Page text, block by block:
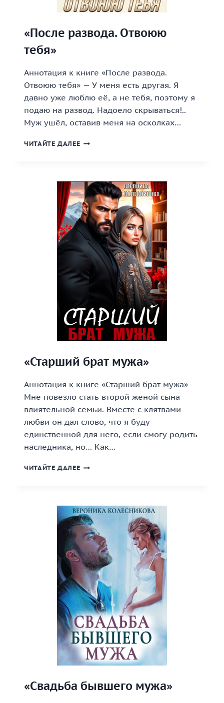
«После развода. Отвоюю
тебя»
Аннотация к книге «После развода.
Отвоюю тебя» — У меня есть другая. Я
давно уже люблю её, а не тебя, поэтому я
подаю на развод. Надоело скрываться!..
Муж ушёл, оставив меня на осколках…
ЧИТАЙТЕ ДАЛЕЕ «ПОСЛЕ
«Старший брат мужа»
Аннотация к книге «Старший брат мужа»
Мне повезло стать второй женой сына
влиятельной семьи. Вместе с клятвами
любви он дал слово, что я буду
единственной для него, если смогу родить
наследника, но… Как…
ЧИТАЙТЕ ДАЛЕЕ «СТАРШИЙ
«Свадьба бывшего мужа»